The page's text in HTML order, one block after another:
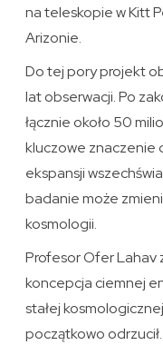
na teleskopie w Kitt
Arizonie.
Do tej pory projekt
lat obserwacji. Po
łącznie około 50
kluczowe znaczenie
ekspansji
badanie może
kosmologii.
Profesor Ofer Lahav
koncepcja ciemnej
stałej
początkowo